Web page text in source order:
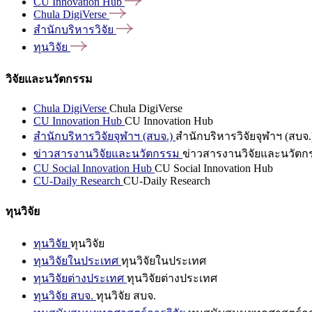
Chula DigiVerse
สำนักบริหารวิจัย
ทุนวิจัย
วิจัยและนวัตกรรม
Chula DigiVerse Chula DigiVerse
CU Innovation Hub CU Innovation Hub
สำนักบริหารวิจัยจุฬาฯ (สบจ.) สำนักบริหารวิจัยจุฬาฯ (สบจ
ข่าวสารงานวิจัยและนวัตกรรม ข่าวสารงานวิจัยและนวัตก
CU Social Innovation Hub CU Social Innovation Hub
CU-Daily Research CU-Daily Research
ทุนวิจัย
ทุนวิจัย ทุนวิจัย
ทุนวิจัยในประเทศ ทุนวิจัยในประเทศ
ทุนวิจัยต่างประเทศ ทุนวิจัยต่างประเทศ
ทุนวิจัย สบจ. ทุนวิจัย สบจ.